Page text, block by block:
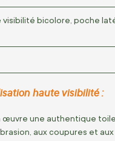
bicolore, poche
haute visibilité :
une authentique
aux coupures et